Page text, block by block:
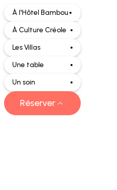
Hôtels & Villas
À l'Hôtel Bambou
À Culture Créole
Les Villas
Une table
Un soin
Réserver